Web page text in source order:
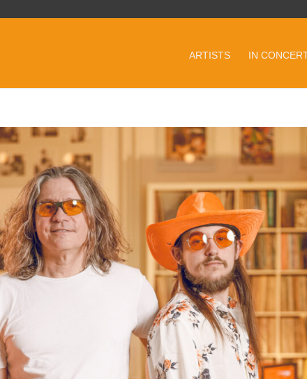
ARTISTS IN